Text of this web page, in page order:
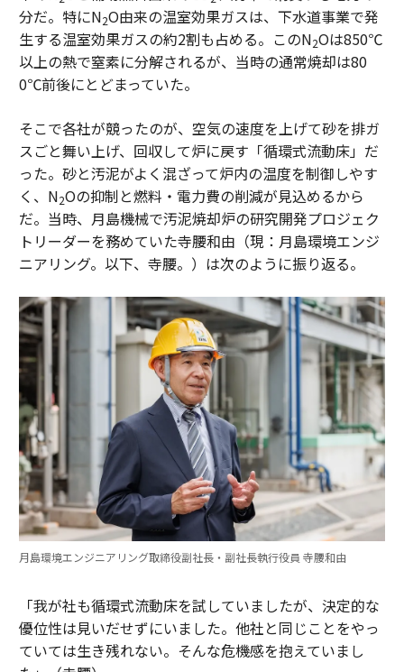
分だ。特にN2O由来の温室効果ガスは、下水道事業で発
生する温室効果ガスの約2割も占める。このN2Oは850℃
以上の熱で窒素に分解されるが、当時の通常焼却は80
0℃前後にとどまっていた。
そこで各社が競ったのが、空気の速度を上げて砂を排ガ
スごと舞い上げ、回収して炉に戻す「循環式流動床」だ
った。砂と汚泥がよく混ざって炉内の温度を制御しやす
く、N2Oの抑制と燃料・電力費の削減が見込めるから
だ。当時、月島機械で汚泥焼却炉の研究開発プロジェク
トリーダーを務めていた寺腰和由（現：月島環境エンジ
ニアリング。以下、寺腰。）は次のように振り返る。
月島環境エンジニアリング取締役副社長・副社長執行役員 寺腰和由
「我が社も循環式流動床を試していましたが、決定的な
優位性は見いだせずにいました。他社と同じことをやっ
ていては生き残れない。そんな危機感を抱えていまし